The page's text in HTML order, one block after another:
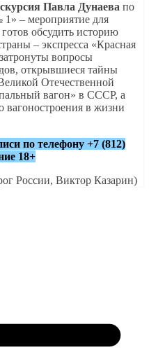
Павла Дунаева по
– мероприятие для
обсудить историю
– экспресса «Красная
вопросы
открывшиеся тайны
Отечественной
вагон» в СССР, а
вагоностроения в жизни
по телефону +7 (812)
18+
России, Виктор Казарин)